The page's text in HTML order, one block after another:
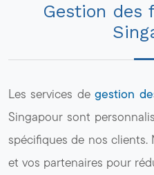
Gestion des
Les services degestion
Singapour sont
spécifiques de nos clients.
et vos partenaires pour